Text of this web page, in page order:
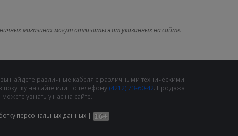
магазинах могут отличаться от указанных на сайте.
найдете различные кабеля с различными техническими
на сайте или по телефону (4212) 73-60-42. Продажа
узнать у нас на сайте.
персональных данных |